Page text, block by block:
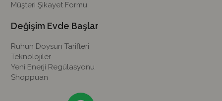
Müşteri Şikayet Formu
Değişim Evde Başlar
Ruhun Doysun Tarifleri
Teknolojiler
Yeni Enerji Regülasyonu
Shoppuan